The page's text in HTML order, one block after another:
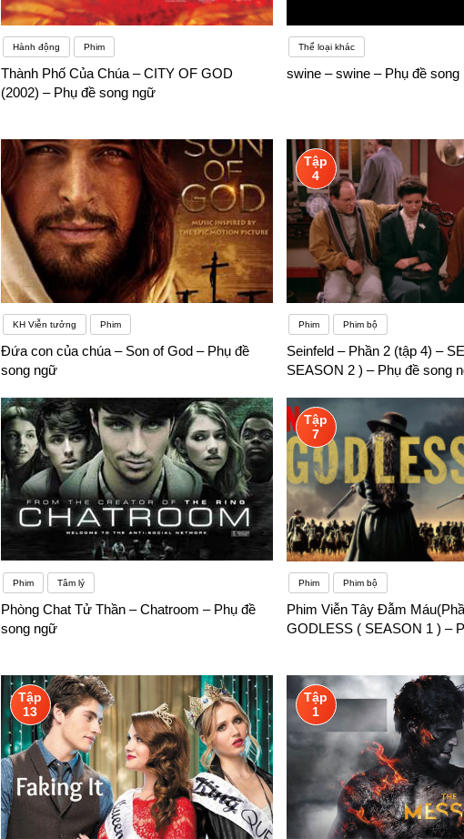
Hành động Phim
Thành Phố Của Chúa – CITY OF GOD
(2002) – Phụ đề song ngữ
Thể loại khác
swine – swine – Phụ đề song
KH Viễn tưởng Phim
Đứa con của chúa – Son of God – Phụ đề
song ngữ
Tập
4
Phim Phim bộ
Seinfeld – Phần 2 (tập 4) –
SEASON 2 ) – Phụ đề song
Phim Tâm lý
Phòng Chat Tử Thần – Chatroom – Phụ đề
song ngữ
Tập
7
Phim Phim bộ
Phim Viễn Tây Đẫm
GODLESS ( SEASON 1 ) –
Tập
13
Tập
1